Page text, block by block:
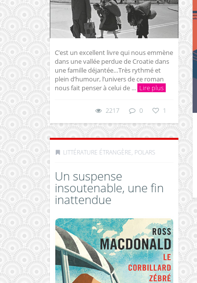
C’est un excellent livre qui nous emmène
dans une vallée perdue de Croatie dans
une famille déjantée…Très rythmé et
plein d’humour, l’univers de ce roman
nous fait penser à celui de ... Lire plus
2217 0 1
LITTÉRATURE ÉTRANGÈRE, POLARS
Un suspense
insoutenable, une fin
inattendue